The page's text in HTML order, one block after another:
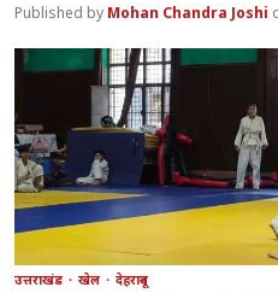
Mohan Chandra Joshi
उत्तराखंड खेल देहरादून